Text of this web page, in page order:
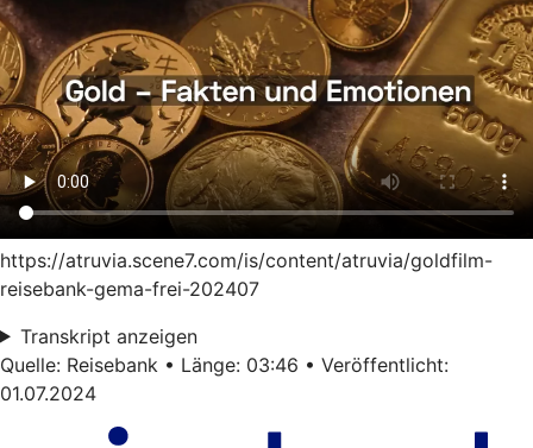
https://atruvia.scene7.com/is/content/atruvia/goldfilm-
reisebank-gema-frei-202407
Transkript anzeigen
Quelle: Reisebank • Länge: 03:46 • Veröffentlicht:
01.07.2024